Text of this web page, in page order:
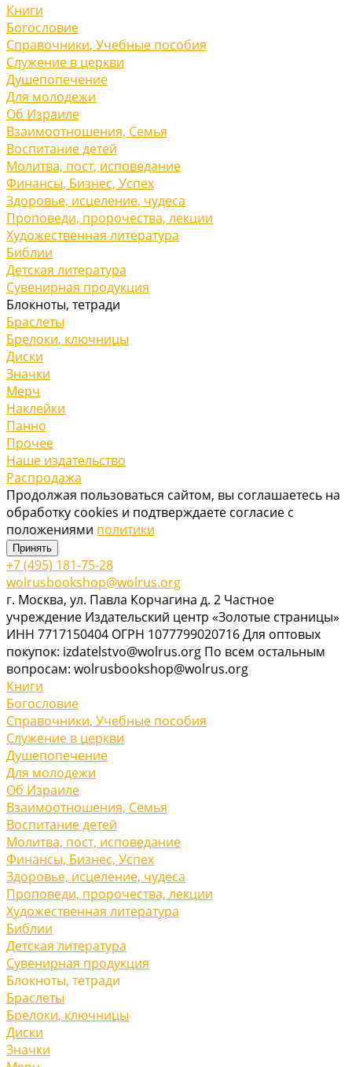
Книги
Богословие
Справочники, Учебные пособия
Служение в церкви
Душепопечение
Для молодежи
Об Израиле
Взаимоотношения, Cемья
Воспитание детей
Молитва, пост, исповедание
Финансы, Бизнес, Успех
Здоровье, исцеление, чудеса
Проповеди, пророчества, лекции
Художественная литература
Библии
Детская литература
Сувенирная продукция
Блокноты, тетради
Браслеты
Брелоки, ключницы
Диски
Значки
Мерч
Наклейки
Панно
Прочее
Наше издательство
Распродажа
Продолжая пользоваться сайтом, вы соглашаетесь на
обработку cookies и подтверждаете согласие с
положениями политики
Принять
+7 (495) 181-75-28
wolrusbookshop@wolrus.org
г. Москва, ул. Павла Корчагина д. 2 Частное
учреждение Издательский центр «Золотые страницы»
ИНН 7717150404 ОГРН 1077799020716 Для оптовых
покупок: izdatelstvo@wolrus.org По всем остальным
вопросам: wolrusbookshop@wolrus.org
Книги
Богословие
Справочники, Учебные пособия
Служение в церкви
Душепопечение
Для молодежи
Об Израиле
Взаимоотношения, Cемья
Воспитание детей
Молитва, пост, исповедание
Финансы, Бизнес, Успех
Здоровье, исцеление, чудеса
Проповеди, пророчества, лекции
Художественная литература
Библии
Детская литература
Сувенирная продукция
Блокноты, тетради
Браслеты
Брелоки, ключницы
Диски
Значки